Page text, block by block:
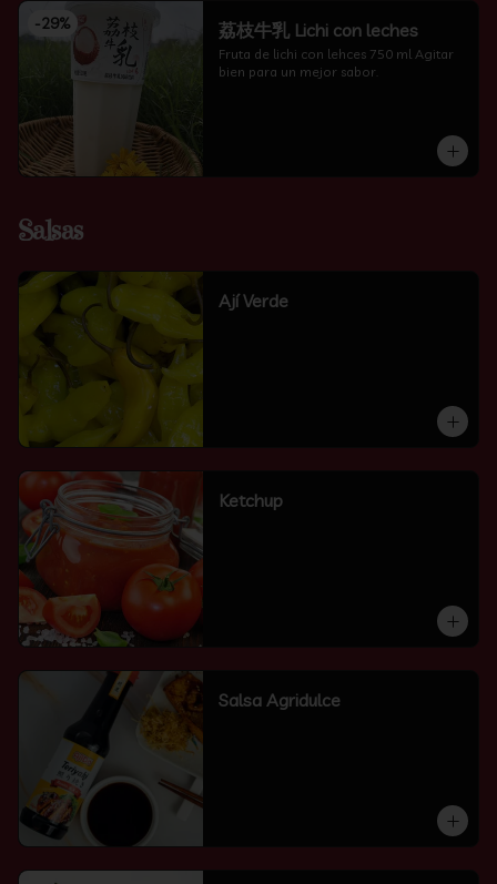
-29% 荔枝牛乳 Lichi con leches
Fruta de lichi con lehces 750 ml Agitar
bien para un mejor sabor.
Salsas
Ají Verde
Ketchup
Salsa Agridulce